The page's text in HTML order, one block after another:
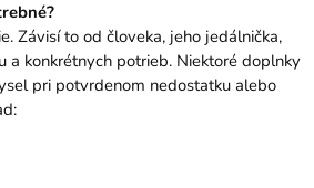
Závisí to od človeka, jeho jedálnička,
a konkrétnych potrieb. Niektoré doplnky
pri potvrdenom nedostatku alebo